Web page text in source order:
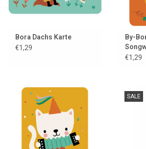
Marken
Bora Dachs Karte
€1,29
By-
€1,29
SALE